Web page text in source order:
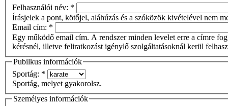
Felhasználói név: *
Írásjelek a pont, kötőjel, aláhúzás és a szóközök kivételével nem
Email cím: *
Egy működő email cím. A rendszer minden levelet erre a címre
kérésnél, illetve feliratkozást igénylő szolgáltatásoknál kerül
Pubilkus információk
Sportág: *
Sportág, melyet gyakorolsz.
Személyes információk